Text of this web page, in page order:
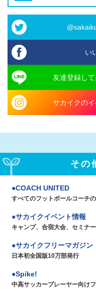
い
友達登録し
サカイクの
その
COACH UNITED
すべてのフットボールコーチ
サカイクイベント情報
キャンプ、合宿大会、セミナ
サカイクフリーマガジン
日本初全国版10万部発行
Spike!
中高サッカープレーヤー向け